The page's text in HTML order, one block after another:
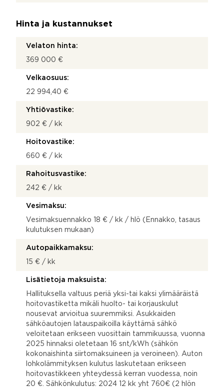
Hinta ja kustannukset
Velaton hinta:
369 000 €
Velkaosuus:
22 994,40 €
Yhtiövastike:
902 € / kk
Hoitovastike:
660 € / kk
Rahoitusvastike:
242 € / kk
Vesimaksu:
Vesimaksuennakko 18 € / kk / hlö (Ennakko, tasaus
kulutuksen mukaan)
Autopaikkamaksu:
15 € / kk
Lisätietoja maksuista:
Hallituksella valtuus periä yksi-tai kaksi ylimääräistä
hoitovastiketta mikäli huolto- tai korjauskulut
nousevat arvioitua suuremmiksi. Asukkaiden
sähköautojen latauspaikoilla käyttämä sähkö
veloitetaan erikseen vuosittain tammikuussa, vuonna
2025 hinnaksi oletetaan 16 snt/kWh (sähkön
kokonaishinta siirtomaksuineen ja veroineen). Auton
lohkolämmityksen kulutus laskutetaan erikseen
hoitovastikkeen yhteydessä kerran vuodessa, noin
20 €. Sähkönkulutus: 2024 12 kk yht 760€ (2 hlön